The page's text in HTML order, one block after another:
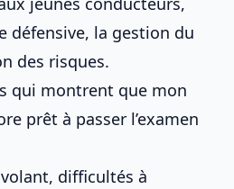
défensive, la gestion du
des risques.
qui montrent que mon
prêt à passer l’examen
difficultés à